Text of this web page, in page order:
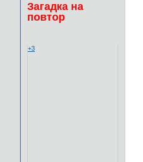
Загадка на
повтор
+3